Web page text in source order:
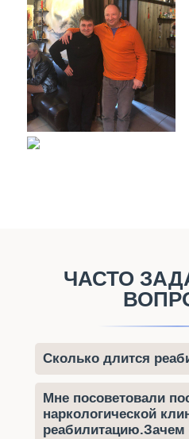
ЧАСТО
Сколько длится
Мне посоветовали
наркологической
реабилитацию.Зачем